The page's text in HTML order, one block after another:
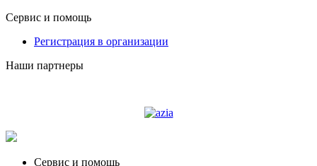
Сервис и помощь
Регистрация в организации
Наши партнеры
Сервис и помощь